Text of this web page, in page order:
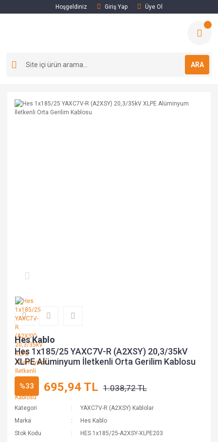
Hoşgeldiniz Giriş Yap Üye Ol
ARA
Hes Kablo
Hes 1x185/25 YAXC7V-R (A2XSY) 20,3/35kV
XLPE Alüminyum İletkenli Orta Gerilim Kablosu
%33 695,94 TL 1.038,72 TL
Kategori
YAXC7V-R (A2XSY) Kablolar
Marka
Hes Kablo
Stok Kodu
HES 1x185/25-A2XSY-XLPE203